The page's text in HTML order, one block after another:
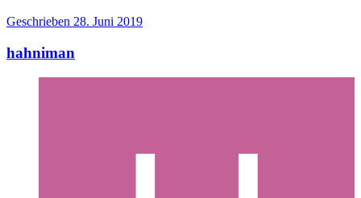
Geschrieben 28. Juni 2019
hahniman